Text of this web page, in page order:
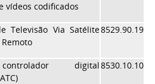
vídeos codificados
Televisão Via Satélite8529.90.19
digital8530.10.10